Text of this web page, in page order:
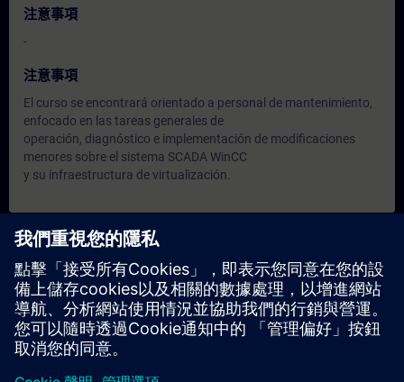
注意事項
-
注意事項
El curso se encontrará orientado a personal de mantenimiento,
enfocado en las tareas generales de
operación, diagnóstico e implementación de modificaciones
menores sobre el sistema SCADA WinCC
y su infraestructura de virtualización.
目前沒有可用活動
請將您的姓名加入課程候補名單，一旦有新的開課日期，我們將
通知您。
啟用通知服務